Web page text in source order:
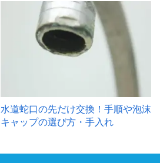
水道蛇口の先だけ交換！手順や泡沫
キャップの選び方・手入れ